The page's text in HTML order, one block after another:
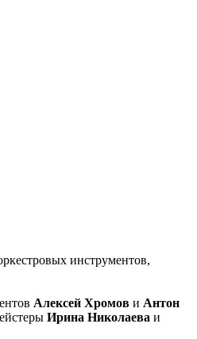
инструментов,
Алексей Хромов и Антон
Ирина Николаева и